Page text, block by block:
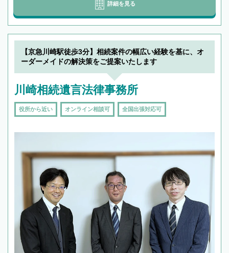
詳細を見る
【京急川崎駅徒歩3分】相続案件の幅広い経験を基に、オ
ーダーメイドの解決策をご提案いたします
川崎相続遺言法律事務所
役所から近い オンライン相談可 全国出張対応可